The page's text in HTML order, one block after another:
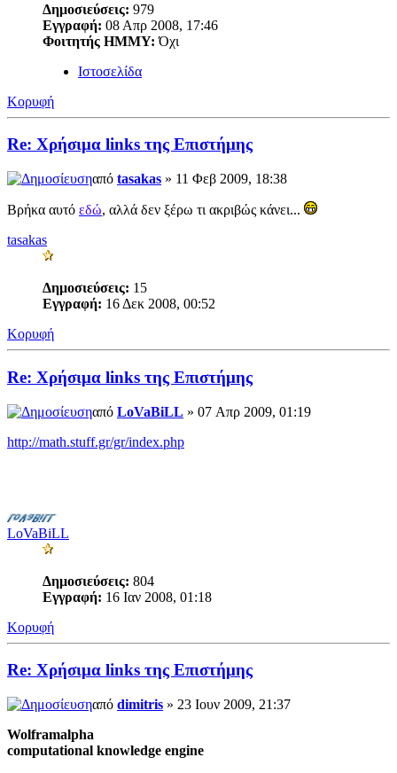
Δημοσιεύσεις: 979
Εγγραφή: 08 Απρ 2008, 17:46
Φοιτητής ΗΜΜΥ: Όχι
Ιστοσελίδα
Κορυφή
Re: Χρήσιμα links της Επιστήμης
από tasakas » 11 Φεβ 2009, 18:38
Βρήκα αυτό εδώ, αλλά δεν ξέρω τι ακριβώς κάνει...
tasakas
Δημοσιεύσεις: 15
Εγγραφή: 16 Δεκ 2008, 00:52
Κορυφή
Re: Χρήσιμα links της Επιστήμης
από LoVaBiLL » 07 Απρ 2009, 01:19
http://math.stuff.gr/gr/index.php
LoVaBiLL
Δημοσιεύσεις: 804
Εγγραφή: 16 Ιαν 2008, 01:18
Κορυφή
Re: Χρήσιμα links της Επιστήμης
από dimitris » 23 Ιουν 2009, 21:37
Wolframalpha
computational knowledge engine